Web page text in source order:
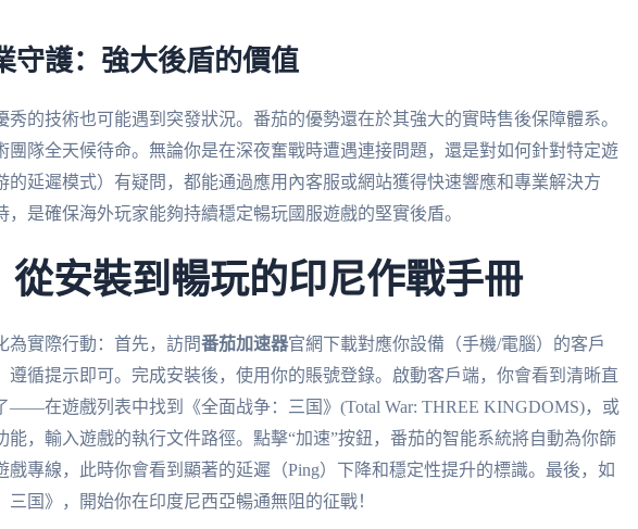
守護：強大後盾的價值
秀的技術也可能遇到突發狀況。番茄的優勢還在於其強大的實時售後保障體系。
團隊全天候待命。無論你是在深夜奮戰時遭遇連接問題，還是對如何針對特定遊
的延遲模式）有疑問，都能通過應用內客服或網站獲得快速響應和專業解決方
是確保海外玩家能夠持續穩定暢玩國服遊戲的堅實後盾。
從安裝到暢玩的印尼作戰手冊
為實際行動：首先，訪問番茄加速器官網下載對應你設備（手機/電腦）的客戶
遵循提示即可。完成安裝後，使用你的賬號登錄。啟動客戶端，你會看到清晰直
——在遊戲列表中找到《全面战争：三国》(Total War: THREE KINGDOMS)，或
能，輸入遊戲的執行文件路徑。點擊“加速”按鈕，番茄的智能系統將自動為你篩
戲專線，此時你會看到顯著的延遲（Ping）下降和穩定性提升的標識。最後，如
三国》，開始你在印度尼西亞暢通無阻的征戰！